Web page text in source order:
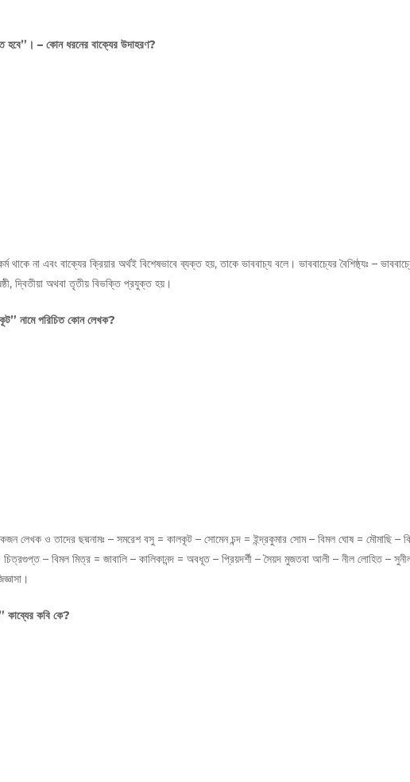
হবে”। – কোন ধরনের বাক্যের উদাহরণ?
থাকে না এবং বাক্যের ক্রিয়ার অর্থই বিশেষভাবে ব্যক্ত হয়, তাকে ভাববাচ্য বলে। ভাববাচ্যের বৈশিষ্ঠ্যঃ –
দ্বিতীয়া অথবা তৃতীয় বিভক্তি প্রযুক্ত হয়।
নামে পরিচিত কোন লেখক?
লেখক ও তাদের ছদ্মনামঃ – সমরেশ বসু = কালকূট – সোমেন চন্দ = ইন্দ্রকুমার সোম – বিমল ঘোষ = মৌমাছি –
চিত্রগুপ্ত – বিমল মিত্র = জাবালি – কালিকানন্দ = অবধূত – প্রিয়দর্শী – সৈয়দ মুজতবা আলী – নীল লোহিত –
কাব্যের কবি কে?